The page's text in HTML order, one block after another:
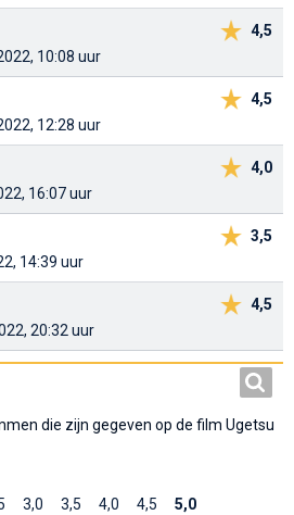
4,5
10:08 uur
4,5
12:28 uur
4,0
16:07 uur
3,5
14:39 uur
4,5
20:32 uur
die zijn gegeven op de film Ugetsu
3,0 3,5 4,0 4,5 5,0